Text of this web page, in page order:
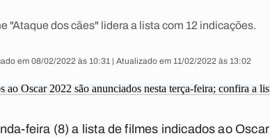
"Ataque dos cães" lidera a lista com 12 indicações.
em 08/02/2022 às 10:31 | Atualizado em 11/02/2022 às 13:02
feira (8) a lista de filmes indicados ao